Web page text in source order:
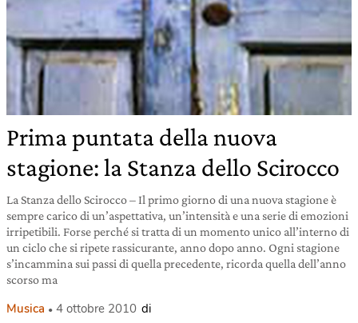
Prima puntata della nuova
stagione: la Stanza dello Scirocco
La Stanza dello Scirocco – Il primo giorno di una nuova stagione è
sempre carico di un’aspettativa, un’intensità e una serie di emozioni
irripetibili. Forse perché si tratta di un momento unico all’interno di
un ciclo che si ripete rassicurante, anno dopo anno. Ogni stagione
s’incammina sui passi di quella precedente, ricorda quella dell’anno
scorso ma
Musica 4 ottobre 2010 di